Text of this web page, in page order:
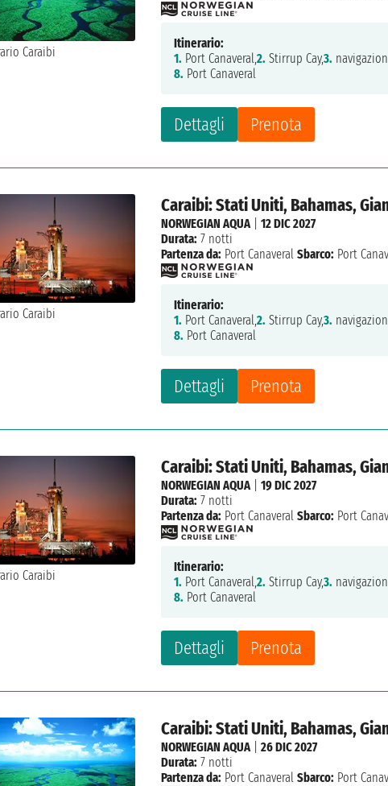
Dettagli Prenota
Itinerario:
1. Port Canaveral,2. Stirrup Cay,3.
8. Port Canaveral
Caraibi: Stati Uniti, Bahamas,
Dettagli Prenota
NORWEGIAN AQUA|12 DIC 2027
Durata: 7 notti
Partenza da: Port Canaveral Sbarco: Port
Itinerario:
1. Port Canaveral,2. Stirrup Cay,3.
8. Port Canaveral
Caraibi: Stati Uniti, Bahamas,
Dettagli Prenota
NORWEGIAN AQUA|19 DIC 2027
Durata: 7 notti
Partenza da: Port Canaveral Sbarco: Port
Itinerario:
1. Port Canaveral,2. Stirrup Cay,3.
8. Port Canaveral
Caraibi: Stati Uniti, Bahamas,
NORWEGIAN AQUA |26 DIC 2027
Durata: 7 notti
Partenza da: Port Canaveral Sbarco: Port